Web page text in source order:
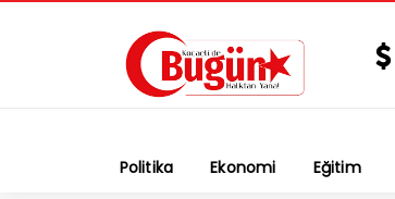
Politika Ekonomi Eğitim